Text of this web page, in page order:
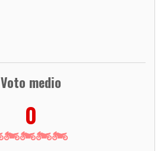
Voto medio
0